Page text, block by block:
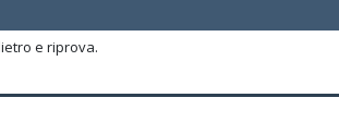
e riprova.